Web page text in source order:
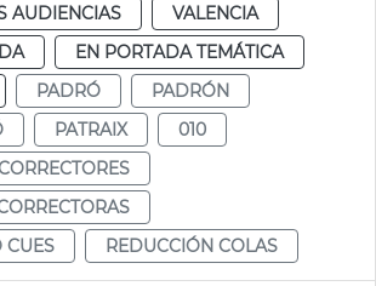
AUDIENCIAS
VALENCIA
EN PORTADA TEMÁTICA
PADRÓ
PADRÓN
PATRAIX
010
CUES
REDUCCIÓN COLAS